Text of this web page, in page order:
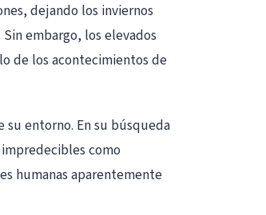
dejando los inviernos
embargo, los elevados
de los acontecimientos de
su entorno. En su búsqueda
como
humanas aparentemente